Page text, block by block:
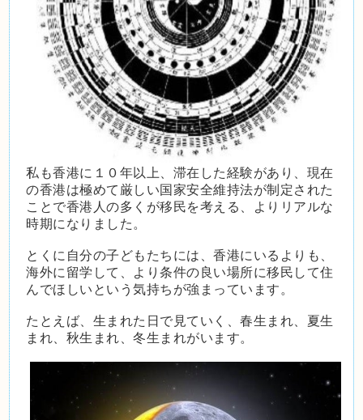
私も香港に１０年以上、滞在した経験があり、現在
の香港は極めて厳しい国家安全維持法が制定された
ことで香港人の多くが移民を考える、よりリアルな
時期になりました。
とくに自分の子どもたちには、香港にいるよりも、
海外に留学して、より条件の良い場所に移民して住
んでほしいという気持ちが強まっています。
たとえば、生まれた日で見ていく、春生まれ、夏生
まれ、秋生まれ、冬生まれがいます。